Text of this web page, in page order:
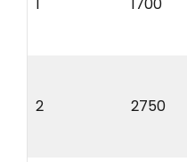
2 2750